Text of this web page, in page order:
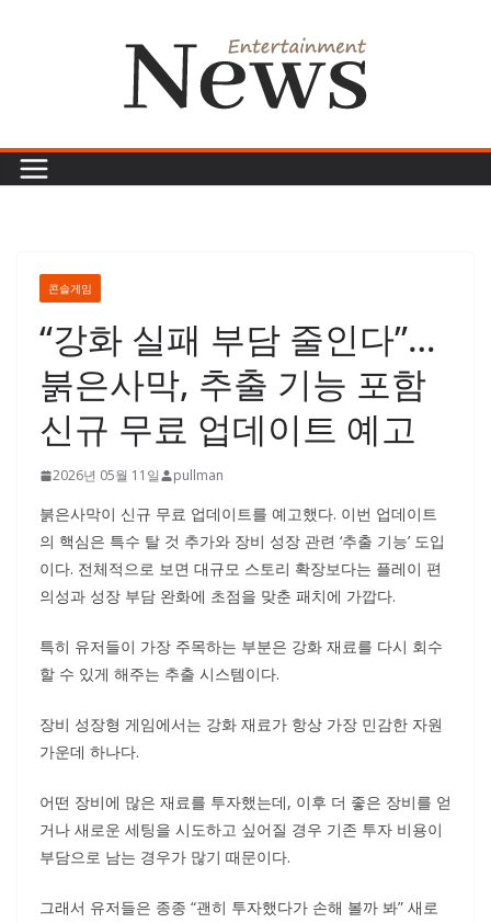
콘솔게임
“강화 실패 부담 줄인다”…
붉은사막, 추출 기능 포함
신규 무료 업데이트 예고
2026년 05월 11일 pullman
붉은사막이 신규 무료 업데이트를 예고했다. 이번 업데이트
의 핵심은 특수 탈 것 추가와 장비 성장 관련 ‘추출 기능’ 도입
이다. 전체적으로 보면 대규모 스토리 확장보다는 플레이 편
의성과 성장 부담 완화에 초점을 맞춘 패치에 가깝다.
특히 유저들이 가장 주목하는 부분은 강화 재료를 다시 회수
할 수 있게 해주는 추출 시스템이다.
장비 성장형 게임에서는 강화 재료가 항상 가장 민감한 자원
가운데 하나다.
어떤 장비에 많은 재료를 투자했는데, 이후 더 좋은 장비를 얻
거나 새로운 세팅을 시도하고 싶어질 경우 기존 투자 비용이
부담으로 남는 경우가 많기 때문이다.
그래서 유저들은 종종 “괜히 투자했다가 손해 볼까 봐” 새로